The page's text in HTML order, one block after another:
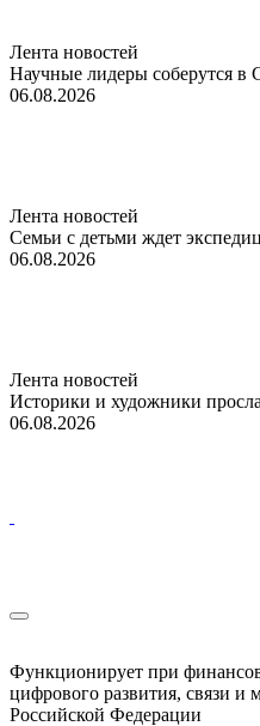
Лента новостей
Научные лидеры соберутся в
06.08.2026
Лента новостей
Семьи с детьми ждет
06.08.2026
Лента новостей
Историки и художники
06.08.2026
Функционирует при
цифрового развития, связи и
Российской Федерации